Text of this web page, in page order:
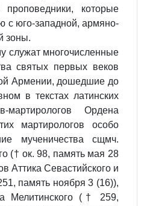
которые
с юго-западной, армяно-
зоны.
служат многочисленные
святых первых веков
Армении, дошедшие до
в текстах латинских
мартирологов Ордена
мартирологов особо
мученичества сщмч.
(† ок. 98, память мая 28
Аттика Севастийского и
память ноября 3 (16)),
Мелитинского († 259,